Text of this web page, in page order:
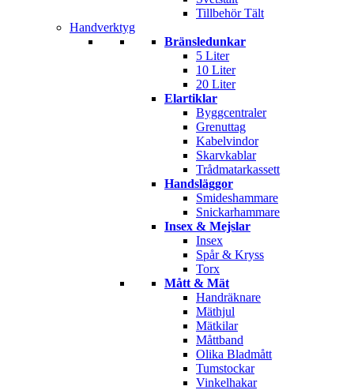
Tillbehör Tält
Handverktyg
Bränsledunkar
5 Liter
10 Liter
20 Liter
Elartiklar
Byggcentraler
Grenuttag
Kabelvindor
Skarvkablar
Trådmatarkassett
Handsläggor
Smideshammare
Snickarhammare
Insex & Mejslar
Insex
Spår & Kryss
Torx
Mått & Mät
Handräknare
Mäthjul
Mätkilar
Måttband
Olika Bladmått
Tumstockar
Vinkelhakar